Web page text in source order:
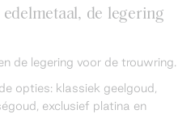
de legering
de legering voor de trouwring.
opties: klassiek geelgoud,
exclusief platina en